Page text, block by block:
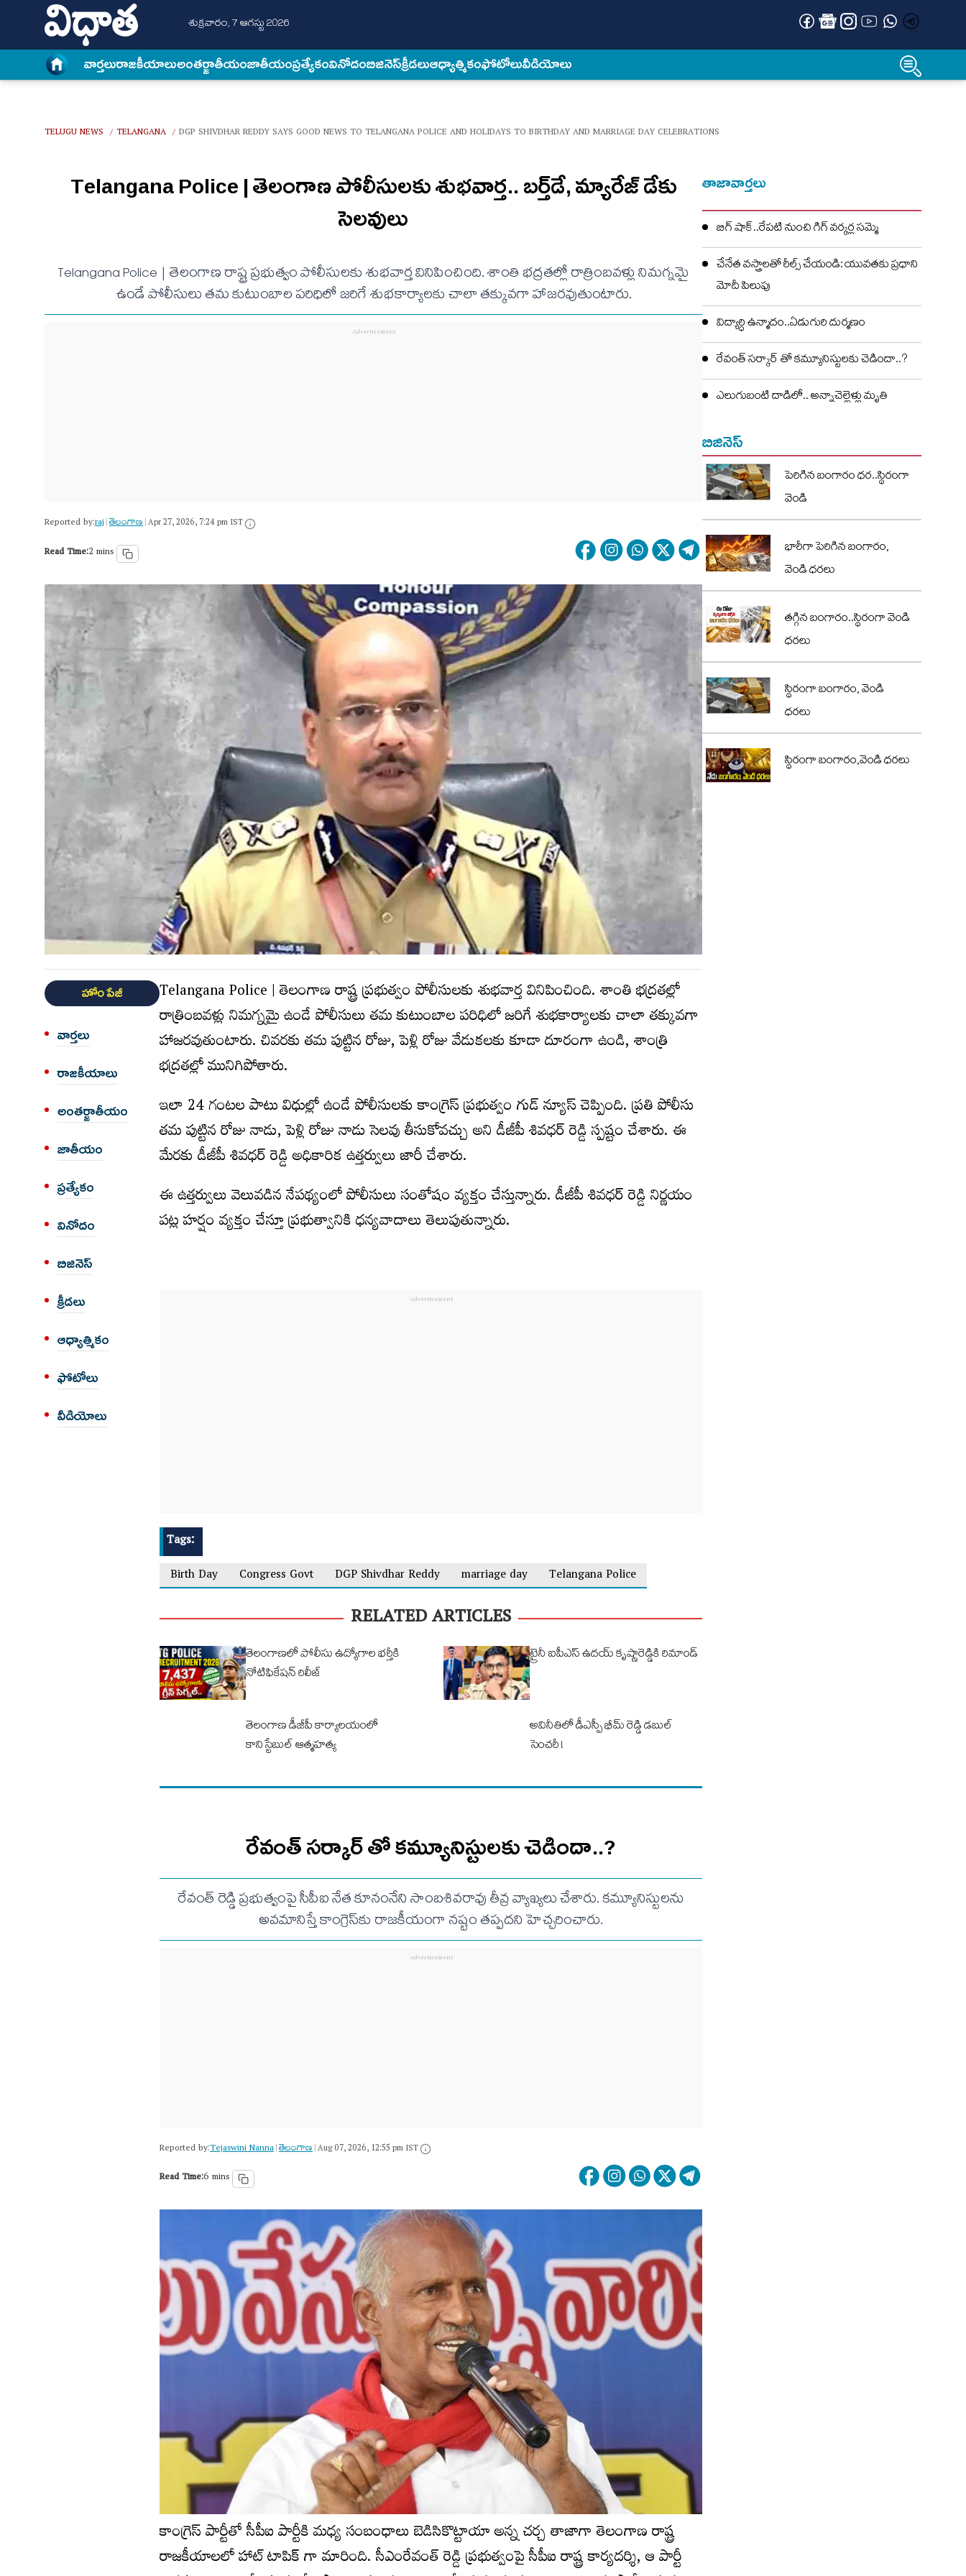
శుక్రవారం, 7 ఆగస్టు 2026
వార్త‌లురాజకీయాలుఅంత‌ర్జాతీయంజాతీయంప్రత్యేకంవినోదంబిజినెస్క్రీడలుఆధ్యాత్మికంఫోటోలువీడియోలు
TELUGU NEWS / TELANGANA / DGP SHIVDHAR REDDY SAYS GOOD NEWS TO TELANGANA POLICE AND HOLIDAYS TO BIRTHDAY AND MARRIAGE DAY CELEBRATIONS
Telangana Police | తెలంగాణ పోలీసుల‌కు శుభ‌వార్త‌.. బ‌ర్త్‌డే, మ్యారేజ్ డేకు
సెల‌వులు
Telangana Police | తెలంగాణ రాష్ట్ర ప్ర‌భుత్వం పోలీసుల‌కు శుభ‌వార్త వినిపించింది. శాంతి భ‌ద్ర‌త‌ల్లో రాత్రింబ‌వ‌ళ్లు నిమగ్న‌మై
ఉండే పోలీసులు త‌మ కుటుంబాల ప‌రిధిలో జ‌రిగే శుభ‌కార్యాల‌కు చాలా త‌క్కువ‌గా హాజ‌ర‌వుతుంటారు.
Reported by:raj|తెలంగాణ‌|Apr 27, 2026, 7:24 pm IST
Read Time:2 mins
హోం పేజీ
వార్త‌లు
రాజకీయాలు
అంత‌ర్జాతీయం
జాతీయం
ప్రత్యేకం
వినోదం
బిజినెస్
క్రీడలు
ఆధ్యాత్మికం
ఫోటోలు
వీడియోలు
Telangana Police | తెలంగాణ రాష్ట్ర ప్ర‌భుత్వం పోలీసుల‌కు శుభ‌వార్త వినిపించింది. శాంతి భ‌ద్ర‌త‌ల్లో
రాత్రింబ‌వ‌ళ్లు నిమగ్న‌మై ఉండే పోలీసులు త‌మ కుటుంబాల ప‌రిధిలో జ‌రిగే శుభ‌కార్యాల‌కు చాలా త‌క్కువ‌గా
హాజ‌ర‌వుతుంటారు. చివ‌ర‌కు త‌మ పుట్టిన రోజు, పెళ్లి రోజు వేడుక‌ల‌కు కూడా దూరంగా ఉండి, శాంత్రి
భ‌ద్ర‌తల్లో మునిగిపోతారు.
ఇలా 24 గంట‌ల పాటు విధుల్లో ఉండే పోలీసుల‌కు కాంగ్రెస్ ప్ర‌భుత్వం గుడ్ న్యూస్ చెప్పింది. ప్ర‌తి పోలీసు
త‌మ పుట్టిన రోజు నాడు, పెళ్లి రోజు నాడు సెల‌వు తీసుకోవ‌చ్చు అని డీజీపీ శివ‌ధ‌ర్ రెడ్డి స్ప‌ష్టం చేశారు. ఈ
మేర‌కు డీజీపీ శివ‌ధ‌ర్ రెడ్డి అధికారిక ఉత్త‌ర్వులు జారీ చేశారు.
ఈ ఉత్త‌ర్వులు వెలువ‌డిన నేప‌థ్యంలో పోలీసులు సంతోషం వ్య‌క్తం చేస్తున్నారు. డీజీపీ శివ‌ధ‌ర్ రెడ్డి నిర్ణ‌యం
పట్ల హ‌ర్షం వ్య‌క్తం చేస్తూ ప్ర‌భుత్వానికి ధ‌న్య‌వాదాలు తెలుపుతున్నారు.
Tags:
Birth Day
Congress Govt DGP Shivdhar Reddy marriage day Telangana Police
RELATED ARTICLES
తెలంగాణలో పోలీసు ఉద్యోగాల భర్తీకి
నోటిఫికేషన్‌ రిలీజ్
ట్రైనీ ఐపీఎస్ ఉదయ్ కృష్ణారెడ్డికి రిమాండ్
తెలంగాణ డీజీపీ కార్యాలయంలో
కానిస్టేబుల్ ఆత్మహత్య
అవినీతిలో డీఎస్పీ భీమ్ రెడ్డి డబుల్
సెంచరీ !
రేవంత్ సర్కార్ తో కమ్యూనిస్టులకు చెడిందా..?
రేవంత్ రెడ్డి ప్రభుత్వంపై సీపీఐ నేత కూనంనేని సాంబశివరావు తీవ్ర వ్యాఖ్యలు చేశారు. కమ్యూనిస్టులను
అవమానిస్తే కాంగ్రెస్‌కు రాజకీయంగా నష్టం తప్పదని హెచ్చరించారు.
Reported by:Tejaswini Nanna|తెలంగాణ‌|Aug 07, 2026, 12:55 pm IST
Read Time:6 mins
కాంగ్రెస్ పార్టీతో సీపీఐ పార్టీకి మధ్య సంబంధాలు బెడిసికొట్టాయా అన్న చర్చ తాజాగా తెలంగాణ రాష్ట్ర
రాజకీయాలలో హాట్ టాపిక్ గా మారింది. సీఎంరేవంత్ రెడ్డి ప్ర‌భుత్వంపై సీపీఐ రాష్ట్ర కార్యదర్శి, ఆ పార్టీ
తాజావార్తలు
బిగ్ షాక్..రేపటి నుంచి గిగ్ వర్కర్ల సమ్మె
చేనేత వస్త్రాలతో రీల్స్ చేయండి: యువతకు ప్రధాని
మోదీ పిలుపు
విద్యార్ధి ఉన్మాదం..ఏడుగురి దుర్మణం
రేవంత్ సర్కార్ తో కమ్యూనిస్టులకు చెడిందా..?
ఎలుగుబంటి దాడిలో.. అన్నాచెల్లెళ్లు మృతి
బిజినెస్
పెరిగిన బంగారం ధర..స్థిరంగా
వెండి
భారీగా పెరిగిన బంగారం,
వెండి ధరలు
తగ్గిన బంగారం..స్థిరంగా వెండి
ధరలు
స్థిరంగా బంగారం, వెండి
ధరలు
స్థిరంగా బంగారం,వెండి ధరలు